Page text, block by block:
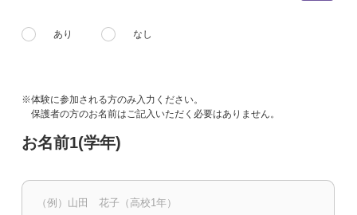
あり なし
※体験に参加される方のみ入力ください。
保護者の方のお名前はご記入いただく必要はありません。
お名前1(学年)